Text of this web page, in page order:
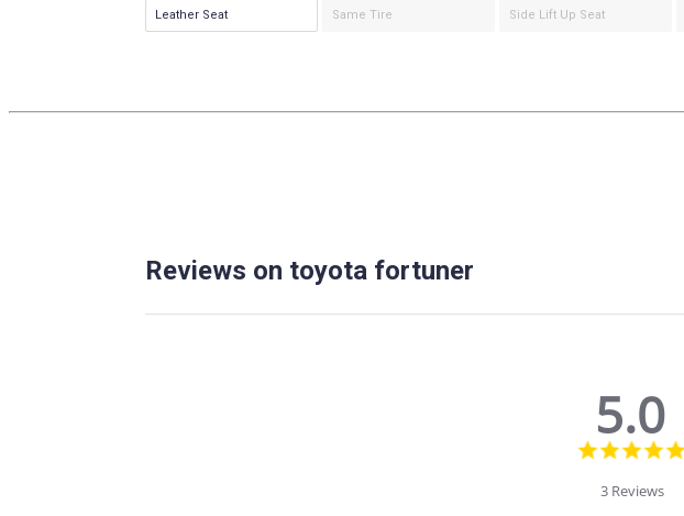
Leather Seat Same Tire Side Lift Up Seat
Reviews on toyota fortuner
5.0
3 Reviews